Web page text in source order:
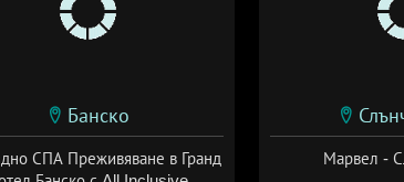
Банско
СПА Преживяване в Гранд
Марвел -